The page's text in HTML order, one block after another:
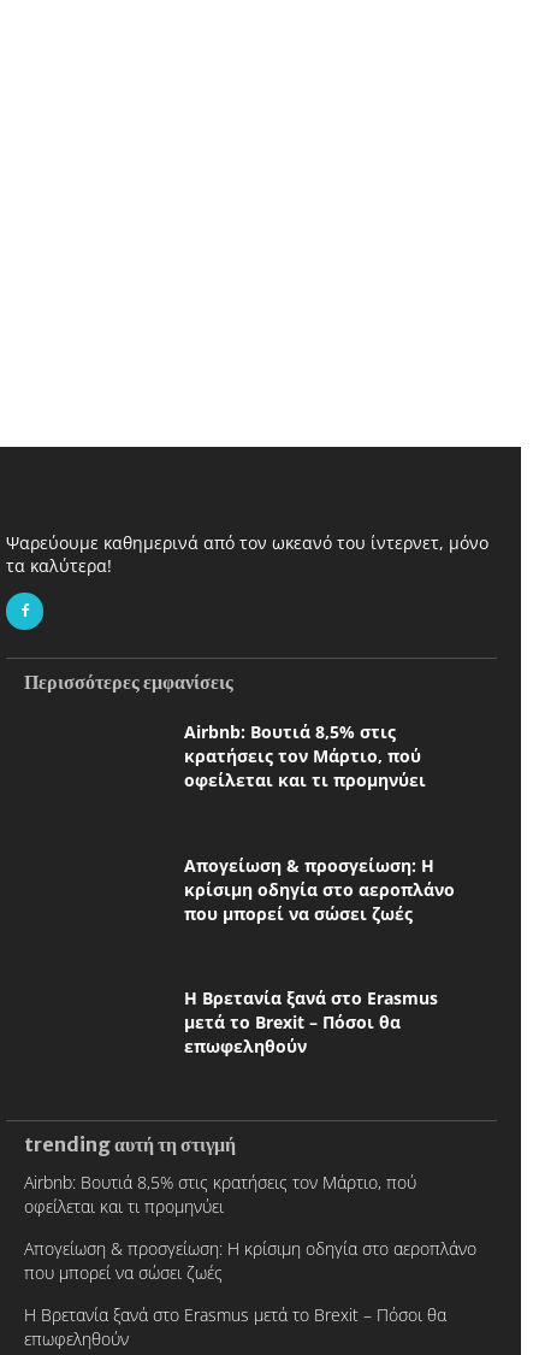
Ψαρεύουμε καθημερινά από τον ωκεανό του ίντερνετ, μόνο
τα καλύτερα!
Περισσότερες εμφανίσεις
Airbnb: Βουτιά 8,5% στις
κρατήσεις τον Μάρτιο, πού
οφείλεται και τι προμηνύει
Απογείωση & προσγείωση: Η
κρίσιμη οδηγία στο αεροπλάνο
που μπορεί να σώσει ζωές
Η Βρετανία ξανά στο Erasmus
μετά το Brexit – Πόσοι θα
επωφεληθούν
trending αυτή τη στιγμή
Airbnb: Βουτιά 8,5% στις κρατήσεις τον Μάρτιο, πού
οφείλεται και τι προμηνύει
Απογείωση & προσγείωση: Η κρίσιμη οδηγία στο αεροπλάνο
που μπορεί να σώσει ζωές
Η Βρετανία ξανά στο Erasmus μετά το Brexit – Πόσοι θα
επωφεληθούν